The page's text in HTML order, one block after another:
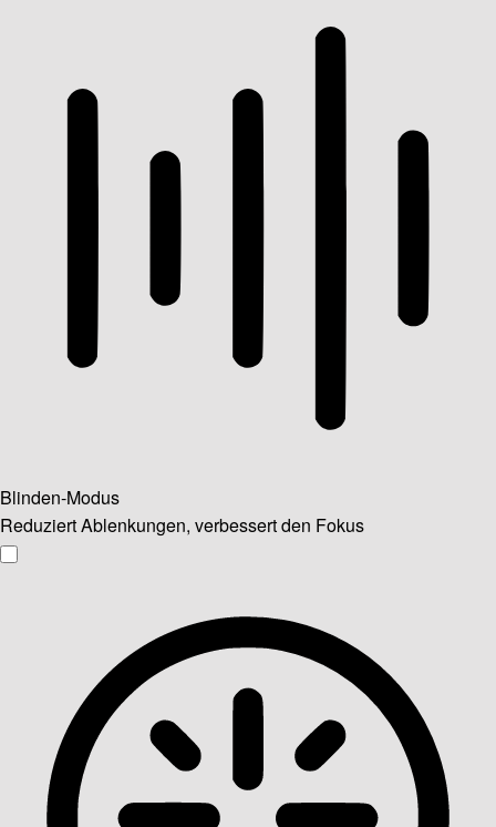
Blinden-Modus
Reduziert Ablenkungen, verbessert den Fokus